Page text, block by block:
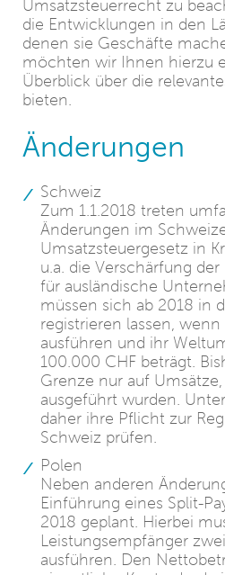
Umsatzsteuerrecht zu
die Entwicklungen in den
denen sie Geschäfte
möchten wir Ihnen hierzu
Überblick über die
bieten.
Änderungen
Schweiz
Zum 1.1.2018 treten
Änderungen im
Umsatzsteuergesetz in
u.a. die Verschärfung
für ausländische
müssen sich ab 2018 in
registrieren lassen,
ausführen und ihr
100.000 CHF beträgt.
Grenze nur auf
ausgeführt wurden.
daher ihre Pflicht zur
Schweiz prüfen.
Polen
Neben anderen
Einführung eines Split-
2018 geplant. Hierbei
Leistungsempfänger
ausführen. Den